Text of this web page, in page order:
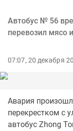
Автобус № 56
перевозил мясо
07:07, 20 декабря
Авария
перекрестком с
автобус Zhong